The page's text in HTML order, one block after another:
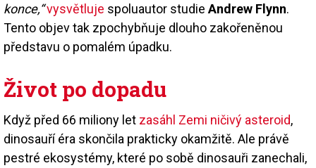
konce,“vysvětluje spoluautor studie Andrew Flynn.
Tento objev tak zpochybňuje dlouho zakořeněnou
představu o pomalém úpadku.
Život po dopadu
Když před 66 miliony let zasáhl Zemi ničivý asteroid,
dinosauří éra skončila prakticky okamžitě. Ale právě
pestré ekosystémy, které po sobě dinosauři zanechali,